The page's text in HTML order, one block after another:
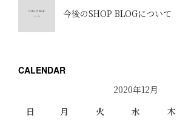
今後のSHOP BLOGについて
CALENDAR
2020年12月
日
月 火 水 木